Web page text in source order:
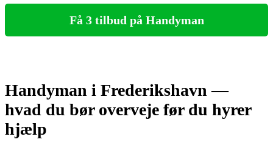
Få 3 tilbud på Handyman
Handyman i Frederikshavn —
hvad du bør overveje før du hyrer
hjælp